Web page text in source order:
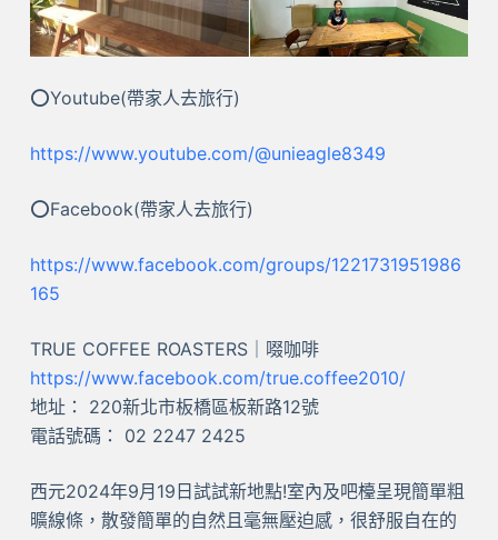
⭕Youtube(帶家人去旅行)
https://www.youtube.com/@unieagle8349
⭕Facebook(帶家人去旅行)
https://www.facebook.com/groups/1221731951986
165
TRUE COFFEE ROASTERS｜啜咖啡
https://www.facebook.com/true.coffee2010/
地址： 220新北市板橋區板新路12號
電話號碼： 02 2247 2425
西元2024年9月19日試試新地點!室內及吧檯呈現簡單粗
曠線條，散發簡單的自然且毫無壓迫感，很舒服自在的